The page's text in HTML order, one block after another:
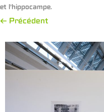
et l’hippocampe.
← Précédent